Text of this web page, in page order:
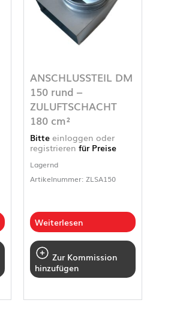
ANSCHLUSSTEIL DM
150 rund –
ZULUFTSCHACHT
180 cm²
Bitteeinloggen oder
registrieren für Preise
Lagernd
Artikelnummer: ZLSA150
Weiterlesen
Zur Kommission
hinzufügen